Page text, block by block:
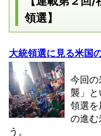
領選】
大統領選に見る米国
今回
襲」
領選
の進む
う。